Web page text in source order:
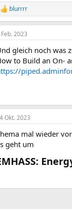
R
e
a
k
i
o
n
e
blurrrr
2023
gleich noch was
to Build an On-
Okt. 2023
mal wieder
geht um